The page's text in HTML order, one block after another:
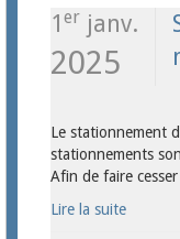
1 er janv.
2025
Le stationnement
stationnements
Afin de faire
Lire la suite